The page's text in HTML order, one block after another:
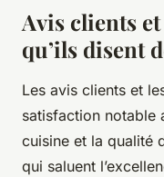
Avis clients
qu’ils disent
Les avis clients et
satisfaction notable
cuisine et la qualité
qui saluent